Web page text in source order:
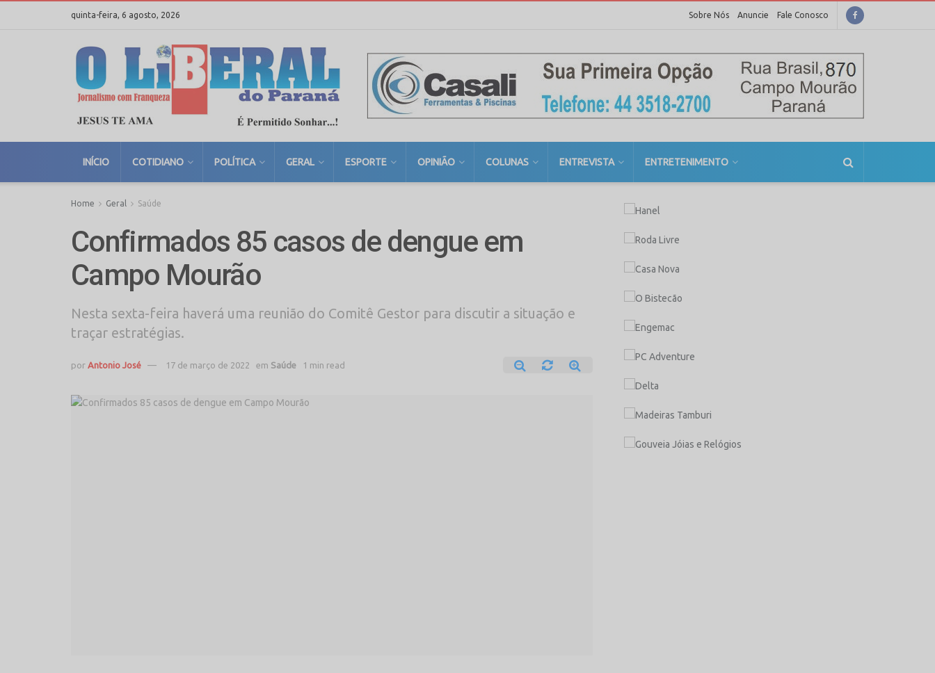
quinta-feira, 6 agosto, 2026 Sobre Nós Anuncie Fale Conosco
INÍCIO COTIDIANO POLÍTICA GERAL ESPORTE OPINIÃO COLUNAS ENTREVISTA ENTRETENIMENTO
Home Geral Saúde
Confirmados 85 casos de dengue em
Campo Mourão
Nesta sexta-feira haverá uma reunião do Comitê Gestor para discutir a situação e
traçar estratégias.
por Antonio José 17 de março de 2022 em Saúde 1 min read